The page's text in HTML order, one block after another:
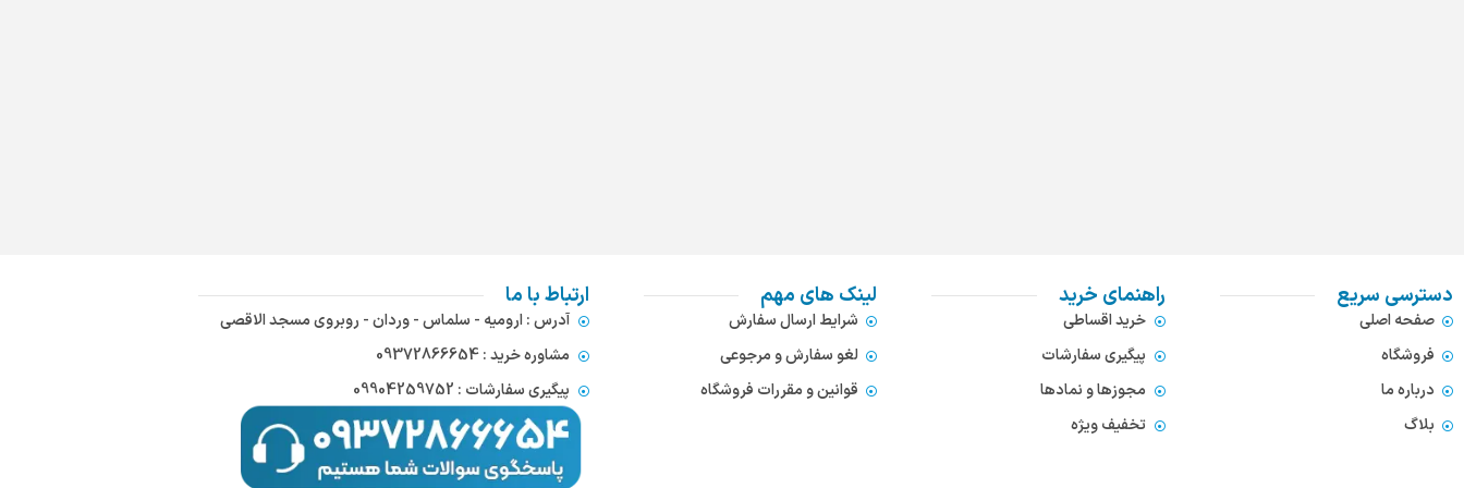
دسترسی سریع
صفحه اصلی
فروشگاه
درباره ما
بلاگ
راهنمای خرید
خرید اقساطی
پیگیری سفارشات
مجوزها و نمادها
تخفیف ویژه
لینک های مهم
شرایط ارسال سفارش
لغو سفارش و مرجوعی
قوانین و مقررات فروشگاه
ارتباط با ما
آدرس : ارومیه - سلماس - وردان - روبروی مسجد الاقصی
مشاوره خرید : 09372866654
پیگیری سفارشات : 09904259752